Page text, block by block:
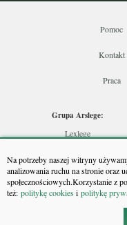
Na potrzeby naszej witryny
analizowania ruchu na stronie oraz
społecznościowych.Korzystanie z
też: politykę cookiesi politykę
Pomoc
Kontakt
Praca
Grupa Arslege:
Lexlege
Skarbowcy
Urzędnik
Rzeczoznawca